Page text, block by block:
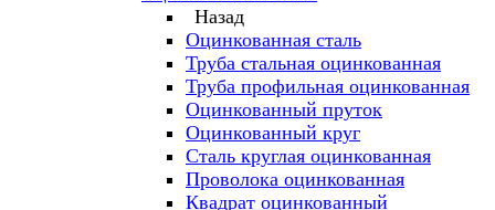
Назад
Оцинкованная сталь
Труба стальная оцинкованная
Труба профильная оцинкованная
Оцинкованный пруток
Оцинкованный круг
Сталь круглая оцинкованная
Проволока оцинкованная
Квадрат оцинкованный